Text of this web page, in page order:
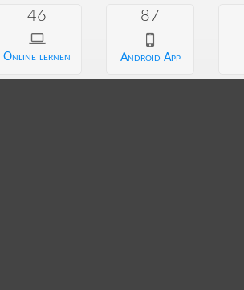
46
Online lernen
87
Android App